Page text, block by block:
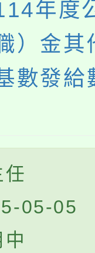
年度
）金其
數發給
05-05